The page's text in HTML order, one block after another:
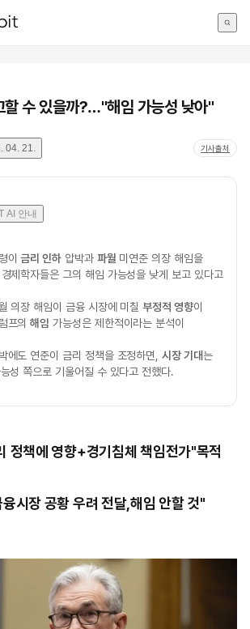
할 수 있을까?…"해임 가능성 낮아"
04. 21. 기사출처
AI 안내
이금리 인하 압박과 파월 미연준 의장 해임을
제학자들은 그의 해임 가능성을 낮게 보고 있다고
의장 해임이 금융 시장에 미칠부정적 영향이
프의해임 가능성은 제한적이라는 분석이
에도 연준이 금리 정책을 조정하면,시장 기대는
성 쪽으로 기울어질 수 있다고 전했다.
정책에 영향+경기침체 책임전가"목적
시장 공황 우려 전달,해임 안할 것"